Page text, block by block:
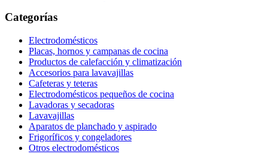
Categorías
Electrodomésticos
Placas, hornos y campanas de cocina
Productos de calefacción y climatización
Accesorios para lavavajillas
Cafeteras y teteras
Electrodomésticos pequeños de cocina
Lavadoras y secadoras
Lavavajillas
Aparatos de planchado y aspirado
Frigoríficos y congeladores
Otros electrodomésticos